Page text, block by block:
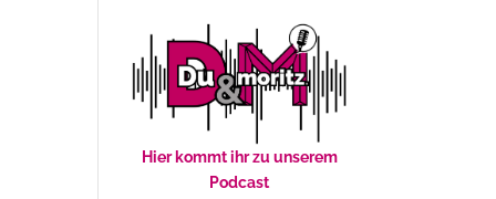
Hier kommt ihr zu unserem
Podcast